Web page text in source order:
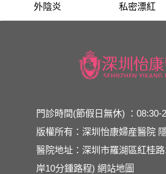
外陰炎 私密漂紅
門診時間(節假日無休) ：08:30-
版權所有：深圳怡康婦産醫院
醫院地址：深圳市羅湖區紅桂
岸10分鍾路程)網站地圖